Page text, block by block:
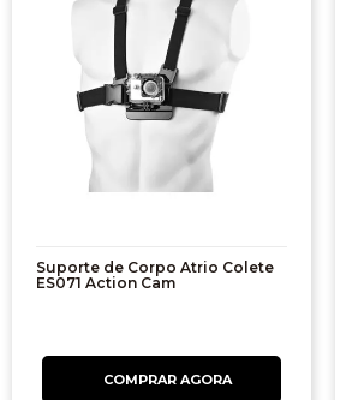
Suporte de Corpo Atrio Colete
ES071 Action Cam